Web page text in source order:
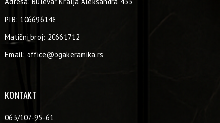
PIB: 106696148
Matični broj: 20661712
Email: office@bgakeramika.rs
KONTAKT
063/107-95-61